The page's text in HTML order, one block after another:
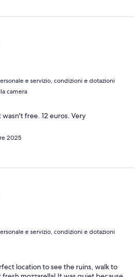
e servizio, condizioni e dotazioni
camera
free. 12 euros. Very
2025
e servizio, condizioni e dotazioni
location to see the ruins, walk to